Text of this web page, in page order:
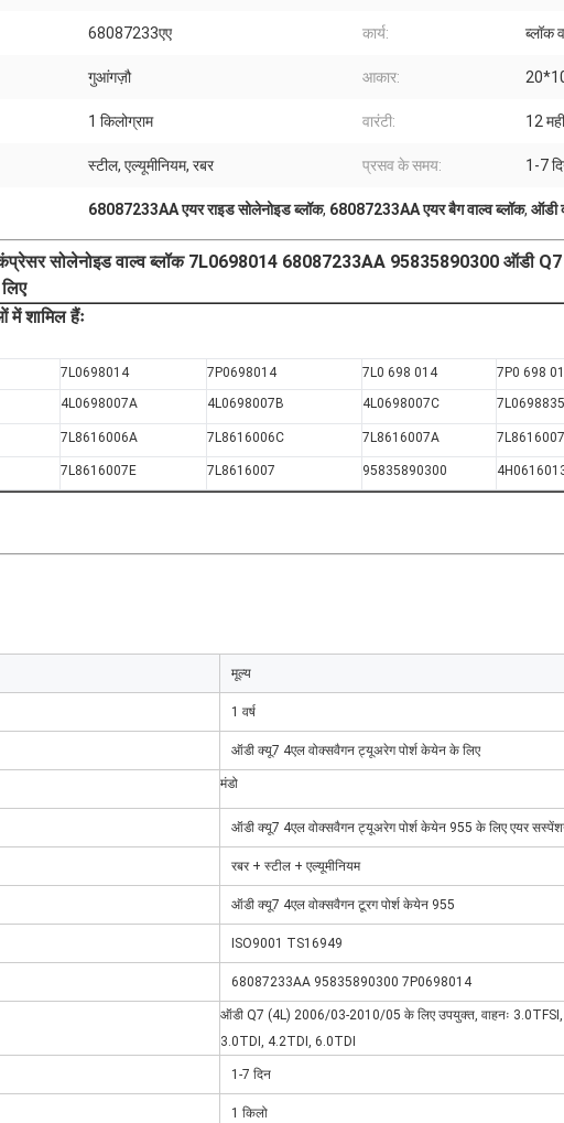
68087233एए कार्य: ब्लॉक
गुआंगज़ौ आकार:
1 किलोग्राम वारंटी: 12
स्टील, एल्यूमीनियम, रबर प्रसव के समय: 1-7
68087233AA एयर राइड सोलेनोइड ब्लॉक, 68087233AA एयर बैग वाल्व ब्लॉक, ऑडी
सोलेनोइड वाल्व ब्लॉक 7L0698014 68087233AA 95835890300 ऑडी Q7
शामिल हैंः
7L0698014 7P0698014 7L0 698 014
7P0 698
4L0698007A 4L0698007B 4L0698007C
7L8616006A 7L8616006C 7L8616007A
7L8616007E 7L8616007 95835890300
मूल्य
1 वर्ष
ऑडी क्यू7 4एल वोक्सवैगन ट्यूअरेग पोर्श केयेन के लिए
मंडो
ऑडी क्यू7 4एल वोक्सवैगन ट्यूअरेग पोर्श केयेन 955 के लिए एयर
रबर + स्टील + एल्यूमीनियम
ऑडी क्यू7 4एल वोक्सवैगन टूरग पोर्श केयेन 955
ISO9001 TS16949
68087233AA 95835890300 7P0698014
ऑडी Q7 (4L) 2006/03-2010/05 के लिए उपयुक्त, वाहनः 3.0TFSI,
3.0TDI, 4.2TDI, 6.0TDI
1-7 दिन
1 किलो